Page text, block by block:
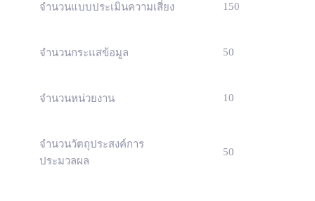
จำนวนแบบประเมินความเสี่ยง 150
จำนวนกระแสข้อมูล 50
จำนวนหน่วยงาน 10
จำนวนวัตถุประสงค์การ
ประมวลผล
50